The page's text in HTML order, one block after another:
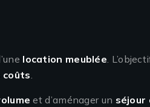
location meublée.
.
et d’aménager un séjour